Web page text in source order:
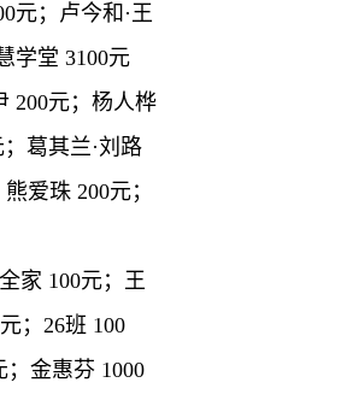
元；卢今和·王
学堂 3100元
200元；杨人桦
葛其兰·刘路
爱珠 200元；
家 100元；王
；26班 100
金惠芬 1000